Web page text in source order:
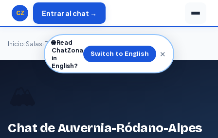
CZ Entrar al chat →
Inicio Salas Francia›Auvernia-Ródano-Alpes
Chat de Auvernia-Ródano-Alpes
🌐Read
ChatZona
in
English?
Switch to English ✕